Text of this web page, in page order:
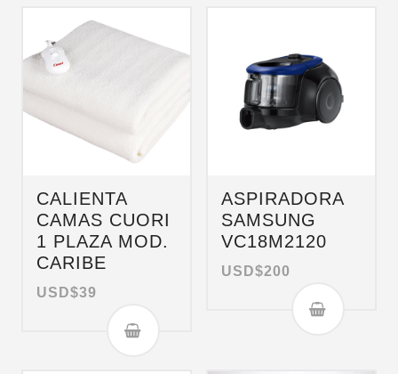
CALIENTA
CAMAS CUORI
1 PLAZA MOD.
CARIBE
USD$39
ASPIRADORA
SAMSUNG
VC18M2120
USD$200